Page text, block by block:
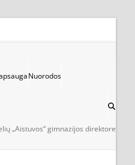
Nuorodos
„Aistuvos“ gimnazijos direktore